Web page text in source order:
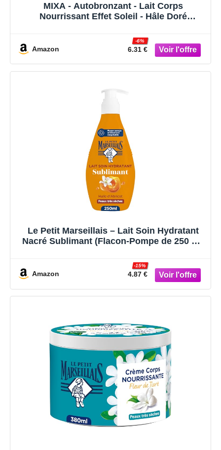
MIXA - Autobronzant - Lait Corps
Nourrissant Effet Soleil - Hâle Doré
d’Abricot - Peaux Claires - 250ml
Amazon 6.31 €
-6%
Le Petit Marseillais – Lait Soin Hydratant
Nacré Sublimant (Flacon-Pompe de 250 Ml)
Confort 24H – Lait Corporel à l'Huile
d'Abricot, Lys Blanc et Nacres
Amazon 4.87 €
-15%